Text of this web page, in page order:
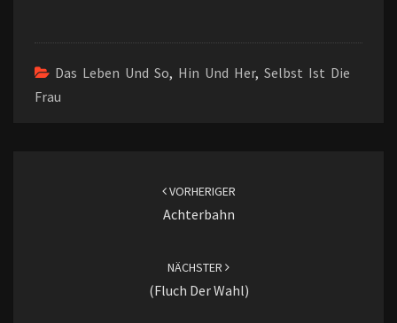
Das Leben Und So, Hin Und Her, Selbst Ist Die
Frau
VORHERIGER
Achterbahn
NÄCHSTER
(Fluch Der Wahl)